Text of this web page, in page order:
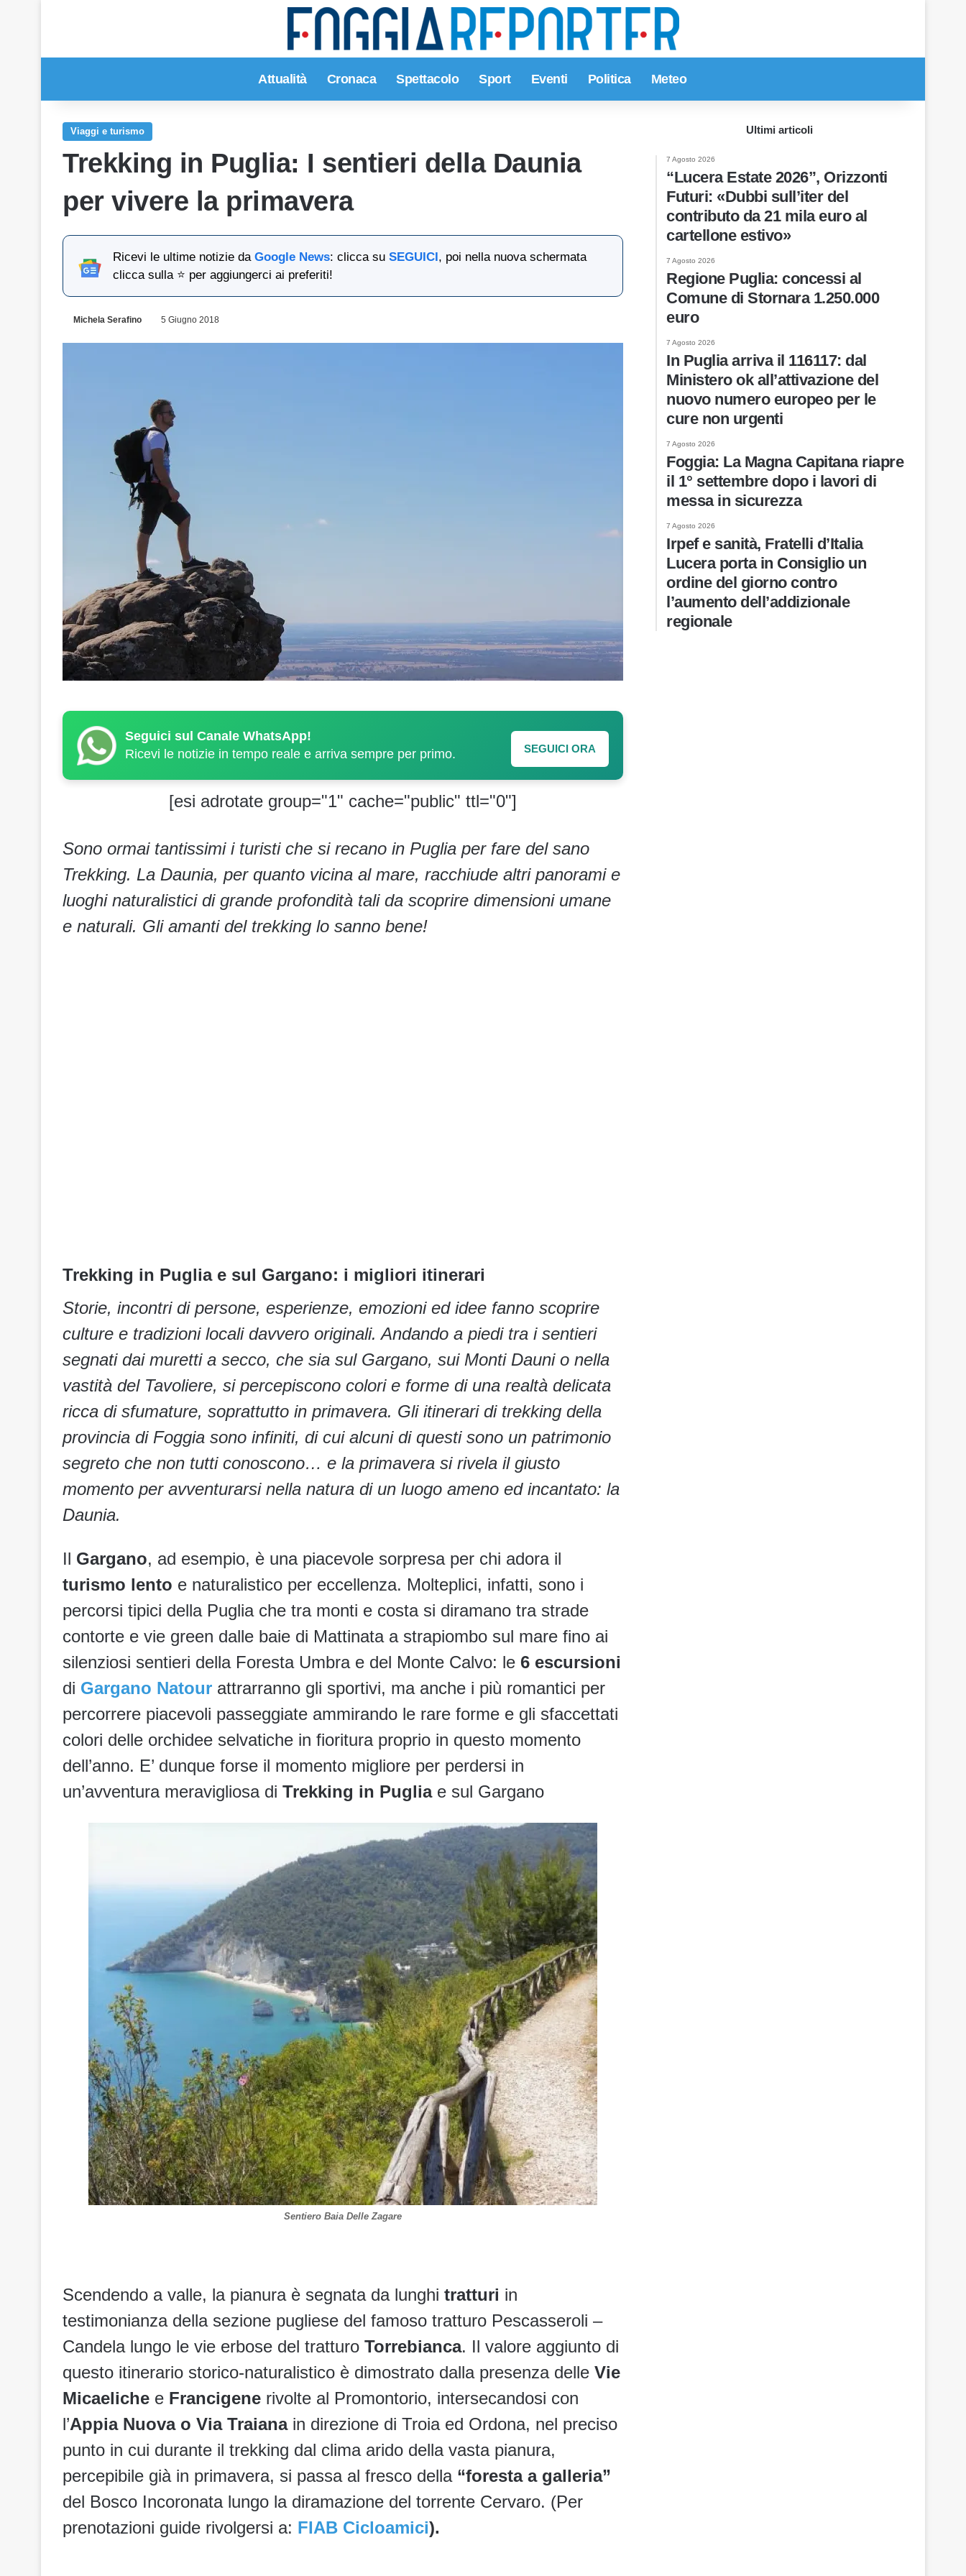
Attualità Cronaca Spettacolo Sport Eventi Politica Meteo
Viaggi e turismo
Trekking in Puglia: I sentieri della Daunia
per vivere la primavera
Ricevi le ultime notizie daGoogle News: clicca suSEGUICI, poi nella nuova schermata
clicca sulla ⭐ per aggiungerci ai preferiti!
Michela Serafino 5 Giugno 2018
Seguici sul Canale WhatsApp!
Ricevi le notizie in tempo reale e arriva sempre per primo.
SEGUICI ORA
[esi adrotate group="1" cache="public" ttl="0"]
Sono ormai tantissimi i turisti che si recano in Puglia per fare del sano
Trekking. La Daunia, per quanto vicina al mare, racchiude altri panorami e
luoghi naturalistici di grande profondità tali da scoprire dimensioni umane
e naturali. Gli amanti del trekking lo sanno bene!
Trekking in Puglia e sul Gargano: i migliori itinerari
Storie, incontri di persone, esperienze, emozioni ed idee fanno scoprire
culture e tradizioni locali davvero originali. Andando a piedi tra i sentieri
segnati dai muretti a secco, che sia sul Gargano, sui Monti Dauni o nella
vastità del Tavoliere, si percepiscono colori e forme di una realtà delicata
ricca di sfumature, soprattutto in primavera. Gli itinerari di trekking della
provincia di Foggia sono infiniti, di cui alcuni di questi sono un patrimonio
segreto che non tutti conoscono… e la primavera si rivela il giusto
momento per avventurarsi nella natura di un luogo ameno ed incantato: la
Daunia.
Il Gargano, ad esempio, è una piacevole sorpresa per chi adora il
turismo lento e naturalistico per eccellenza. Molteplici, infatti, sono i
percorsi tipici della Puglia che tra monti e costa si diramano tra strade
contorte e vie green dalle baie di Mattinata a strapiombo sul mare fino ai
silenziosi sentieri della Foresta Umbra e del Monte Calvo: le 6 escursioni
di Gargano Natour attrarranno gli sportivi, ma anche i più romantici per
percorrere piacevoli passeggiate ammirando le rare forme e gli sfaccettati
colori delle orchidee selvatiche in fioritura proprio in questo momento
dell’anno. E’ dunque forse il momento migliore per perdersi in
un’avventura meravigliosa di Trekking in Pugliae sul Gargano
Sentiero Baia Delle Zagare
Scendendo a valle, la pianura è segnata da lunghi tratturi in
testimonianza della sezione pugliese del famoso tratturo Pescasseroli –
Candela lungo le vie erbose del tratturo Torrebianca. Il valore aggiunto di
questo itinerario storico-naturalistico è dimostrato dalla presenza delle Vie
Micaeliche e Francigene rivolte al Promontorio, intersecandosi con
l’Appia Nuova o Via Traianain direzione di Troia ed Ordona, nel preciso
punto in cui durante il trekking dal clima arido della vasta pianura,
percepibile già in primavera, si passa al fresco della “foresta a galleria”
del Bosco Incoronata lungo la diramazione del torrente Cervaro. (Per
prenotazioni guide rivolgersi a: FIAB Cicloamici).
Ultimi articoli
7 Agosto 2026
“Lucera Estate 2026”, Orizzonti
Futuri: «Dubbi sull’iter del
contributo da 21 mila euro al
cartellone estivo»
7 Agosto 2026
Regione Puglia: concessi al
Comune di Stornara 1.250.000
euro
7 Agosto 2026
In Puglia arriva il 116117: dal
Ministero ok all’attivazione del
nuovo numero europeo per le
cure non urgenti
7 Agosto 2026
Foggia: La Magna Capitana riapre
il 1° settembre dopo i lavori di
messa in sicurezza
7 Agosto 2026
Irpef e sanità, Fratelli d’Italia
Lucera porta in Consiglio un
ordine del giorno contro
l’aumento dell’addizionale
regionale